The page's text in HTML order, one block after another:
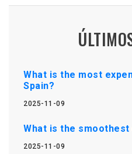
What is the most
Spain?
2025-11-09
What is the
2025-11-09